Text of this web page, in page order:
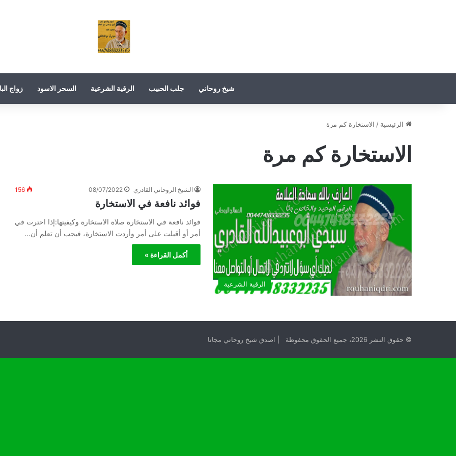
شيخ روحاني جلب الحبيب الرقية الشرعية السحر الاسود زواج
الرئيسية / الاستخارة كم مرة
الاستخارة كم مرة
الرقية الشرعية
الشيخ الروحاني القادري 08/07/2022
156
فوائد نافعة في الاستخارة
فوائد نافعة في الاستخارة صلاة الاستخارة وكيفيتها:إذا احترت في
أمر أو أقبلت على أمر وأردت الاستخارة، فيجب أن تعلم أن…
أكمل القراءة »
© حقوق النشر 2026، جميع الحقوق محفوظة | اصدق شيخ روحاني مجانا